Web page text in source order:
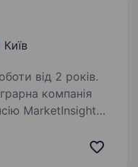
Київ
від 2 років.
MarketInsight
аналітики,